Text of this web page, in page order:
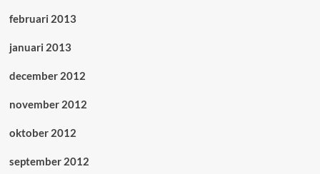
februari 2013
januari 2013
december 2012
november 2012
oktober 2012
september 2012